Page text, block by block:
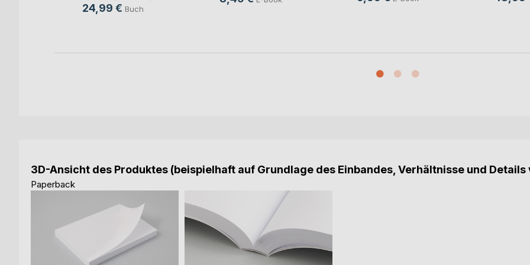
24,99 € Buch
3D-Ansicht des Produktes (beispielhaft auf Grundlage des Einbandes, Verhältnisse und
Paperback